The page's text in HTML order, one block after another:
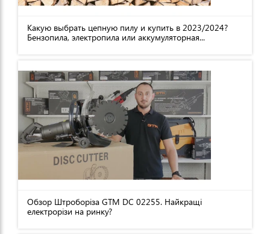
Какую выбрать цепную пилу и купить в 2023/2024?
Бензопила, электропила или аккумуляторная...
Обзор Штроборіза GTM DC 02255. Найкращі
електрорізи на ринку?